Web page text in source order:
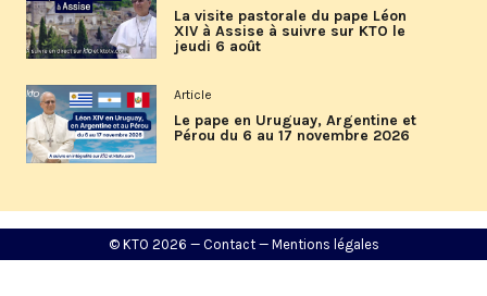
La visite pastorale du pape Léon
XIV à Assise à suivre sur KTO le
jeudi 6 août
Article
Le pape en Uruguay, Argentine et
Pérou du 6 au 17 novembre 2026
© KTO 2026 — Contact— Mentions légales